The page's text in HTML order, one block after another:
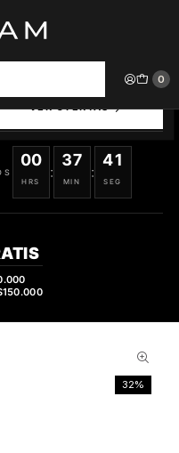
0
EDP 200 ML
SELECCIONADOS
00
HRS
:
37
MIN
:
41
SEG
32%